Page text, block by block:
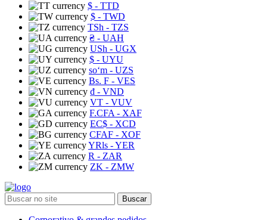
$ - TTD
$ - TWD
TSh - TZS
₴ - UAH
USh - UGX
$ - UYU
soʻm - UZS
Bs. F - VES
₫ - VND
VT - VUV
F.CFA - XAF
EC$ - XCD
CFAF - XOF
YRls - YER
R - ZAR
ZK - ZMW
Buscar